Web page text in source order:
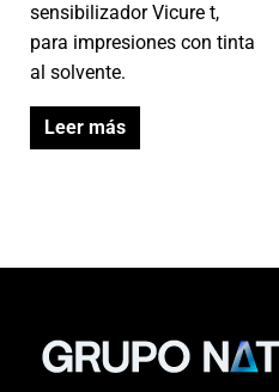
sensibilizador Vicure t,
para impresiones con tinta
al solvente.
Leer más